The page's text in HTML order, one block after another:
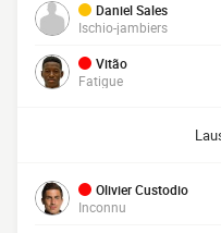
Daniel Sales
Ischio-jambiers
Vitão
Fatigue
Olivier Custodio
Inconnu